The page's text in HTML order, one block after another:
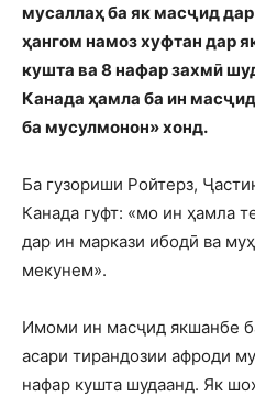
мусаллаҳ ба як масҷид
ҳангом намоз хуфтан дар
кушта ва 8 нафар захмӣ
Канада ҳамла ба ин
ба мусулмонон» хонд.
Ба гузориши Ройтерз,
Канада гуфт: «мо ин ҳамла
дар ин маркази ибодӣ ва
мекунем».
Имоми ин масҷид якшанбе
асари тирандозии афроди
нафар кушта шудаанд. Як